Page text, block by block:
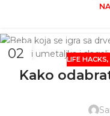
02 LIFE HACKS,
Kako